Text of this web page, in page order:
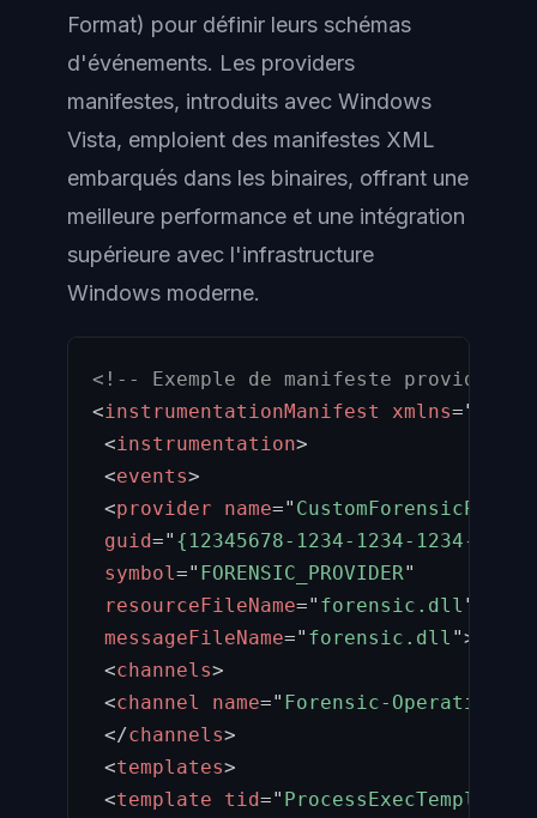
Format) pour définir leurs schémas
d'événements. Les providers
manifestes, introduits avec Windows
Vista, emploient des manifestes XML
embarqués dans les binaires, offrant une
meilleure performance et une intégration
supérieure avec l'infrastructure
Windows moderne.
<!-- Exemple de manifeste provider
<instrumentationManifest xmlns="
<instrumentation>
<events>
<provider name="
guid=" {12345678-1234-1234-1234-
symbol=" FORENSIC_PROVIDER"
resourceFileName=" forensic.dll "
messageFileName=" forensic.dll ">
<channels>
<channel name=" Forensic-Operational
</channels>
<templates>
<template tid=" ProcessExecTemplate